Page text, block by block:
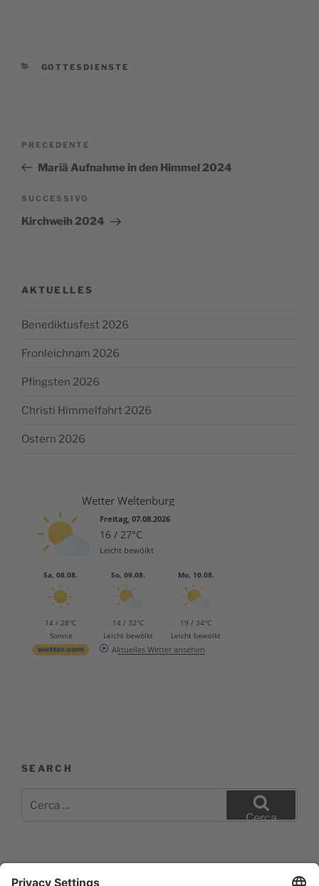
CATEGORIE
GOTTESDIENSTE
Articolo
precedente:
PRECEDENTE
Mariä Aufnahme in den Himmel 2024
Articolo
successivo
SUCCESSIVO
Kirchweih 2024
AKTUELLES
Benediktusfest 2026
Fronleichnam 2026
Pfingsten 2026
Christi Himmelfahrt 2026
Ostern 2026
Wetter Weltenburg
Freitag, 07.08.2026
16 / 27°C
Leicht bewölkt
Sa, 08.08.
14 / 28°C
Sonnig
So, 09.08.
14 / 32°C
Leicht bewölkt
Mo, 10.08.
19 / 34°C
Leicht bewölkt
Aktuelles Wetter ansehen
SEARCH
Cerca